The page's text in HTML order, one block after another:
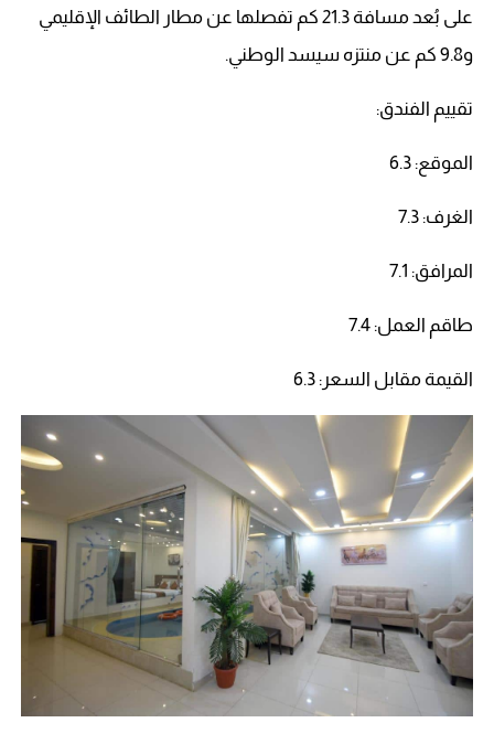
على بُعد مسافة 21.3 كم تفصلها عن مطار الطائف الإقليمي
و9.8 كم عن منتزه سيسد الوطني.
تقييم الفندق:
الموقع: 6.3
الغرف: 7.3
المرافق: 7.1
طاقم العمل: 7.4
القيمة مقابل السعر: 6.3